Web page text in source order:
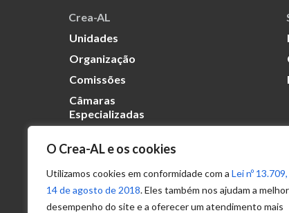
O Crea-AL e os cookies
Utilizamos cookies em conformidade com a Lei nº
14 de agosto de 2018. Eles também nos ajudam a
desempenho do site e a oferecer um atendimento mais
Crea-AL
Unidades
Organização
Comissões
Câmaras
Especializadas
Transparência
Portal
Acesso à
Informação